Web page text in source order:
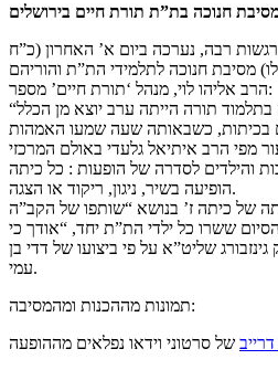
חנוכה בת”ת תורת חיים בירושלים
רבה, נערכה ביום א’ האחרון (כ”ח
הרב אליהו לוי, מנהל ‘תורת חיים’ מספר:
בכיתות, כשבאותה שעה שמעו האמהות
והילדים לסדרה של הופעות : כל כיתה
הופיעה בשיר, ניגון, ריקוד או הצגה.
ששרו כל ילדי הת”ת יחד, “אודך כי
שליט”א על פי ביצועו של דדי בן
עמי.
תמונות מההכנות ומהמסיבה: